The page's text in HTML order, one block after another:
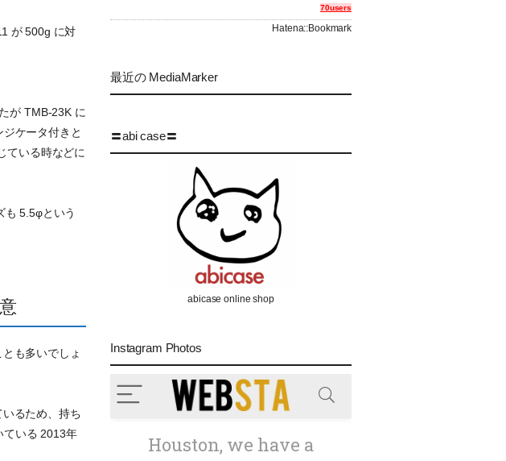
が 500g に対
が TMB-23K に
ケータ付きと
ている時などに
も 5.5φという
も多いでしょ
るため、持ち
ている 2013年
70users
Hatena::Bookmark
最近の MediaMarker
〓abi case〓
abicase online shop
Instagram Photos